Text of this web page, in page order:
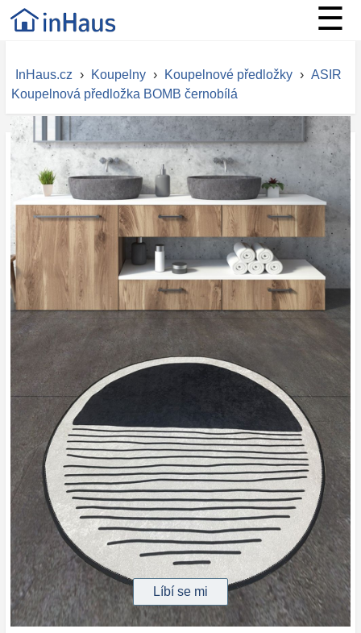
☰
InHaus.cz › Koupelny › Koupelnové předložky › ASIR
Koupelnová předložka BOMB černobílá